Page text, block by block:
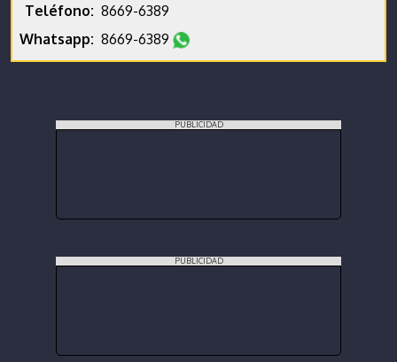
Teléfono: 8669-6389
Whatsapp: 8669-6389
PUBLICIDAD
PUBLICIDAD